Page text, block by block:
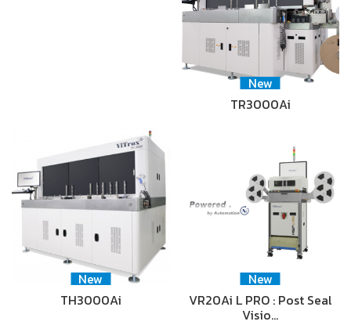
New
TR3000Ai
New
TH3000Ai
New
VR20Ai L PRO : Post Seal
Visio…